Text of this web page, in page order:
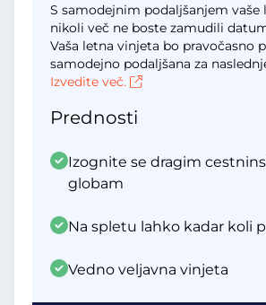
S samodejnim podaljšanjem vaše
nikoli več ne boste zamudili
Vaša letna vinjeta bo pravočasno
samodejno podaljšana za
Izvedite več.
Prednosti
Izognite se dragim
globam
Na spletu lahko kadar koli
Vedno veljavna vinjeta